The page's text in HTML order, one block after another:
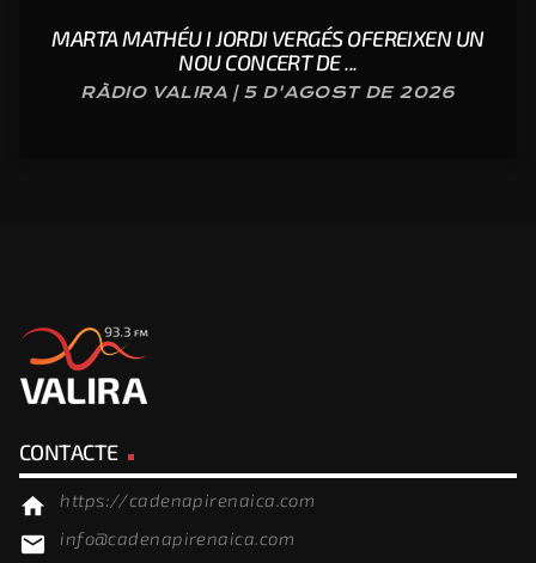
MARTA MATHÉU I JORDI VERGÉS OFEREIXEN UN
NOU CONCERT DE ...
RÀDIO VALIRA | 5 D'AGOST DE 2026
CONTACTE
home https://cadenapirenaica.com
email info@cadenapirenaica.com